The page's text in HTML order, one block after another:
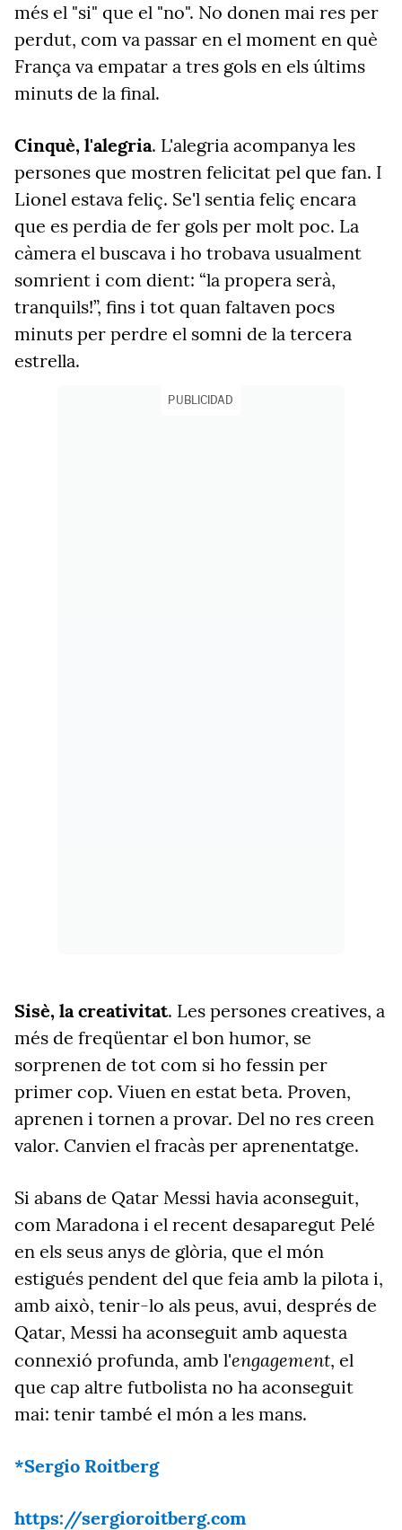
més el "si" que el "no". No donen mai res per
perdut, com va passar en el moment en què
França va empatar a tres gols en els últims
minuts de la final.
Cinquè, l'alegria. L'alegria acompanya les
persones que mostren felicitat pel que fan. I
Lionel estava feliç. Se'l sentia feliç encara
que es perdia de fer gols per molt poc. La
càmera el buscava i ho trobava usualment
somrient i com dient: “la propera serà,
tranquils!”, fins i tot quan faltaven pocs
minuts per perdre el somni de la tercera
estrella.
PUBLICIDAD
Sisè, la creativitat. Les persones creatives, a
més de freqüentar el bon humor, se
sorprenen de tot com si ho fessin per
primer cop. Viuen en estat beta. Proven,
aprenen i tornen a provar. Del no res creen
valor. Canvien el fracàs per aprenentatge.
Si abans de Qatar Messi havia aconseguit,
com Maradona i el recent desaparegut Pelé
en els seus anys de glòria, que el món
estigués pendent del que feia amb la pilota i,
amb això, tenir-lo als peus, avui, després de
Qatar, Messi ha aconseguit amb aquesta
connexió profunda, amb l'engagement, el
que cap altre futbolista no ha aconseguit
mai: tenir també el món a les mans.
*Sergio Roitberg
https://sergioroitberg.com